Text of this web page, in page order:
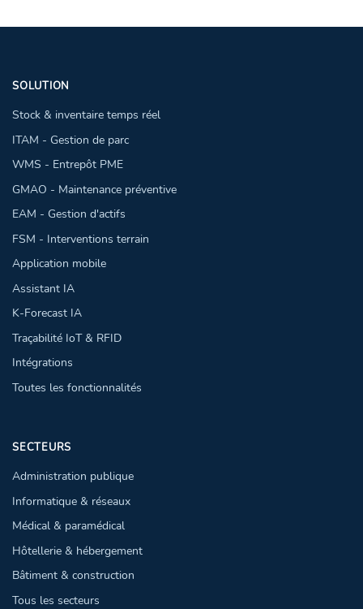
SOLUTION
Stock & inventaire temps réel
ITAM - Gestion de parc
WMS - Entrepôt PME
GMAO - Maintenance préventive
EAM - Gestion d'actifs
FSM - Interventions terrain
Application mobile
Assistant IA
K-Forecast IA
Traçabilité IoT & RFID
Intégrations
Toutes les fonctionnalités
SECTEURS
Administration publique
Informatique & réseaux
Médical & paramédical
Hôtellerie & hébergement
Bâtiment & construction
Tous les secteurs